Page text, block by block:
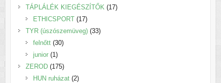
termék
TÁPLÁLÉK KIEGÉSZÍTŐK 1717
ETHICSPORT 1717
termék
TYR (úszószemüveg) 3333
felnőtt 3030
junior 11
termék
ZEROD 175175
termék
HUN ruházat 22